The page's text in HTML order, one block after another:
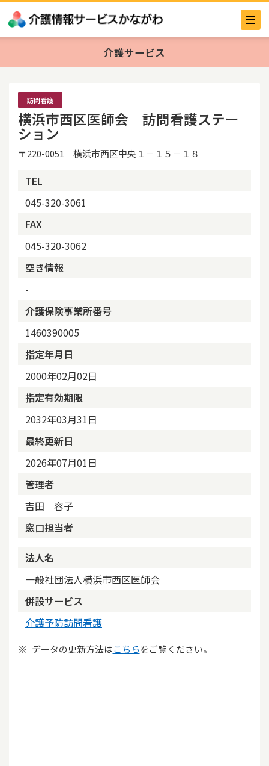
介護サービス
訪問看護
横浜市西区医師会 訪問看護ステー
ション
〒220-0051 横浜市西区中央１－１５－１８
TEL
045-320-3061
FAX
045-320-3062
空き情報
-
介護保険事業所番号
1460390005
指定年月日
2000年02月02日
指定有効期限
2032年03月31日
最終更新日
2026年07月01日
管理者
吉田 容子
窓口担当者
法人名
一般社団法人横浜市西区医師会
併設サービス
介護予防訪問看護
データの更新方法はこちらをご覧ください。